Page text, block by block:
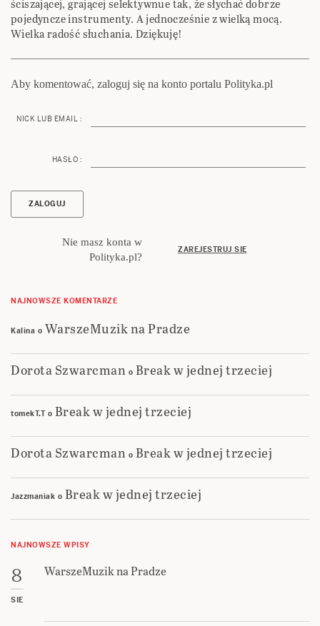
ściszającej, grającej selektywnue tak, że słychać dobrze
pojedyncze instrumenty. A jednocześnie z wielką mocą.
Wielka radość słuchania. Dziękuję!
Aby komentować, zaloguj się na konto portalu Polityka.pl
NICK LUB EMAIL :
HASŁO :
Nie masz konta w
Polityka.pl?
ZAREJESTRUJ SIĘ
NAJNOWSZE KOMENTARZE
Kalina o WarszeMuzik na Pradze
Dorota Szwarcman o Break w jednej trzeciej
tomekT.To Break w jednej trzeciej
Dorota Szwarcman o Break w jednej trzeciej
Jazzmaniak o Break w jednej trzeciej
NAJNOWSZE WPISY
8
SIE
WarszeMuzik na Pradze